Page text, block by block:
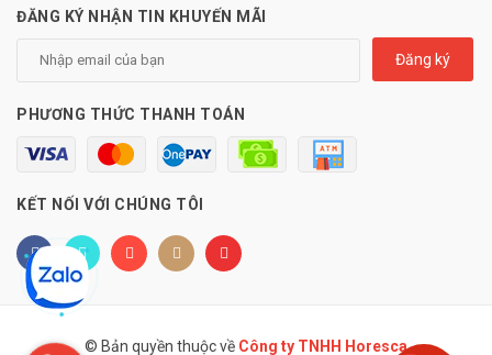
ĐĂNG KÝ NHẬN TIN KHUYẾN MÃI
Đăng ký
PHƯƠNG THỨC THANH TOÁN
KẾT NỐI VỚI CHÚNG TÔI
© Bản quyền thuộc về Công ty TNHH Horesca